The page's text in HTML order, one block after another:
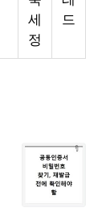
세
정
드